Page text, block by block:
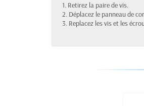
1. Retirez la paire de vis.
2. Déplacez le panneau de
3. Replacez les vis et les